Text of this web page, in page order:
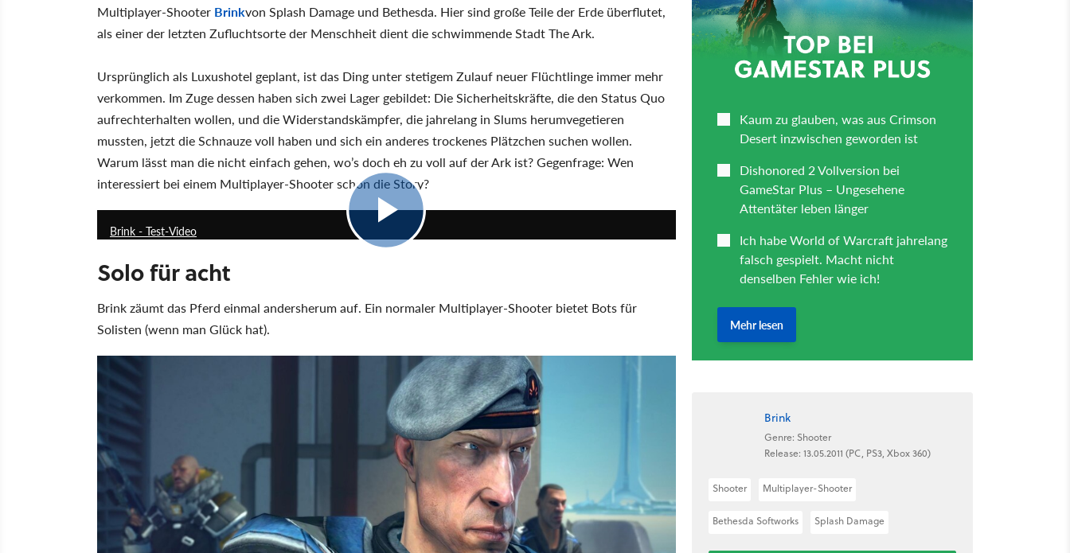
Multiplayer-Shooter Brinkvon Splash Damage und Bethesda. Hier sind große Teile der Erde überflutet,
als einer der letzten Zufluchtsorte der Menschheit dient die schwimmende Stadt The Ark.
Ursprünglich als Luxushotel geplant, ist das Ding unter stetigem Zulauf neuer Flüchtlinge immer mehr
verkommen. Im Zuge dessen haben sich zwei Lager gebildet: Die Sicherheitskräfte, die den Status Quo
aufrechterhalten wollen, und die Widerstandskämpfer, die jahrelang in Slums herumvegetieren
mussten, jetzt die Schnauze voll haben und sich ein anderes trockenes Plätzchen suchen wollen.
Warum lässt man die nicht einfach gehen, wo’s doch eh zu voll auf der Ark ist? Gegenfrage: Wen
interessiert bei einem Multiplayer-Shooter schon die Story?
Brink - Test-Video
Solo für acht
Brink zäumt das Pferd einmal andersherum auf. Ein normaler Multiplayer-Shooter bietet Bots für
Solisten (wenn man Glück hat).
Brink
Genre: Shooter
Release: 13.05.2011 (PC, PS3, Xbox 360)
Shooter Multiplayer-Shooter
Bethesda Softworks Splash Damage